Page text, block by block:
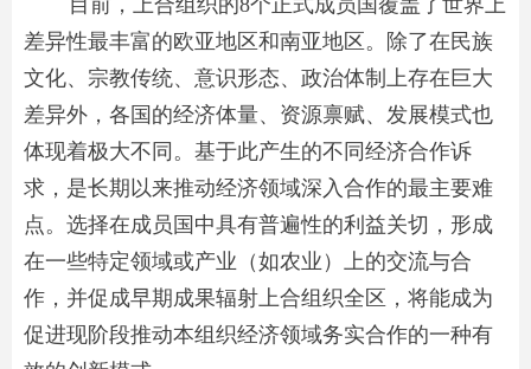
目前，上合组织的8个正式成员国覆盖了世界上
差异性最丰富的欧亚地区和南亚地区。除了在民族
文化、宗教传统、意识形态、政治体制上存在巨大
差异外，各国的经济体量、资源禀赋、发展模式也
体现着极大不同。基于此产生的不同经济合作诉
求，是长期以来推动经济领域深入合作的最主要难
点。选择在成员国中具有普遍性的利益关切，形成
在一些特定领域或产业（如农业）上的交流与合
作，并促成早期成果辐射上合组织全区，将能成为
促进现阶段推动本组织经济领域务实合作的一种有